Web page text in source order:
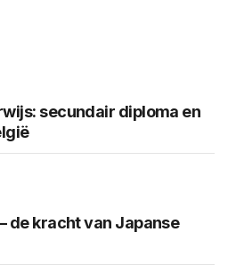
secundair diploma en
de kracht van Japanse